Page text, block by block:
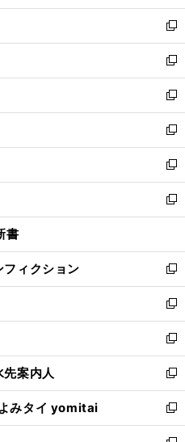
開
く
ウ
で
開
く
ン
ド
ウ
で
開
く
新
し
い
ウ
ィ
ン
ド
ウ
で
開
く
新
し
い
ウ
ィ
ン
ド
ウ
で
開
新
し
い
ウ
ィ
ン
ド
ウ
開
く
新
し
い
ウ
ィ
ン
ウ
で
開
く
新
し
い
ウ
ン
ド
ウ
で
開
く
新
し
ウ
ィ
ン
ド
ウ
で
開
く
書
ィクション
新
し
い
ウ
ィ
ン
ド
ウ
で
開
新
し
い
ウ
ィ
ン
ド
ウ
新
し
い
ウ
ィ
ン
案内人
新
し
い
ウ
みタイ yomitai
新
し